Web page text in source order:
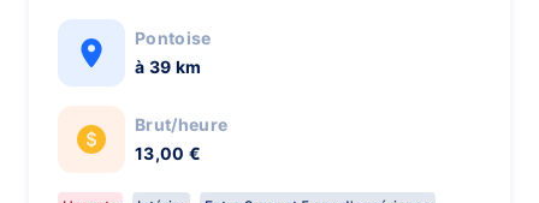
Pontoise
à 39 km
Brut/heure
13,00 €